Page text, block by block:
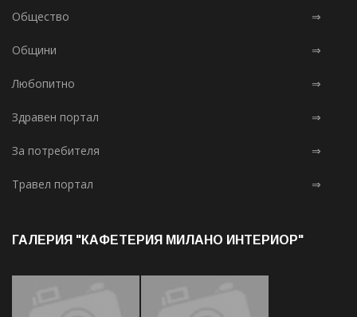
Общество ⇒
Общини ⇒
Любопитно ⇒
Здравен портал ⇒
За потребителя ⇒
Травел портал ⇒
ГАЛЕРИЯ "КАФЕТЕРИЯ МИЛАНО ИНТЕРИОР"